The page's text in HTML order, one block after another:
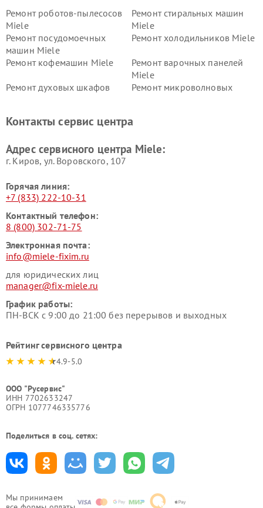
Мы принимаем
Ремонт роботов-пылесосов
Miele
Ремонт стиральных машин
Miele
Ремонт посудомоечных
машин Miele
Ремонт холодильников Miele
Ремонт кофемашин Miele
Ремонт варочных панелей
Miele
Ремонт духовых шкафов
Ремонт микроволновых
Miele
Miele
пылесосов Miele
Контакты сервис центра
Адрес сервисного центра Miele:
г. Киров, ул. Воровского, 107
Горячая линия:
+7 (833) 222-10-31
Контактный телефон:
8 (800) 302-71-75
Электронная почта:
info@miele-fixim.ru
для юридических лиц
manager@fix-miele.ru
График работы:
ПН-ВСК с 9:00 до 21:00 без перерывов и выходных
Рейтинг сервисного центра
4.9-5.0
ООО "Русервис"
ИНН 7702633247
ОГРН 1077746335776
Поделиться в соц. сетях: